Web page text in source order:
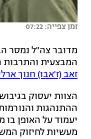
זמן צפייה: 07:22
מדובר צה"ל נמסר
המבצעית והתרבות
זאב (ז'אבו) חנוך
הצוות יעסוק
ההתנהגות
יעמוד על האופן
מעשיות לחיזוק